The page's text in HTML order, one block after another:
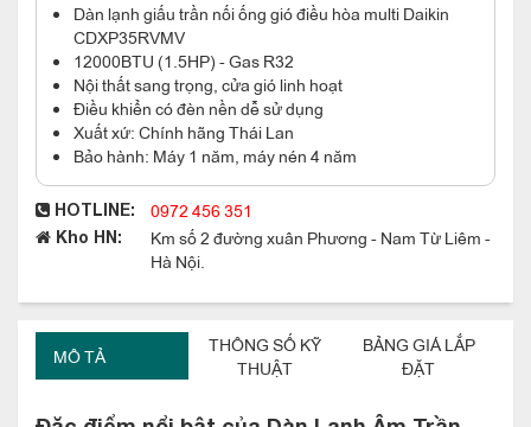
Dàn lạnh giấu trần nối ống gió điều hòa multi Daikin
CDXP35RVMV
12000BTU (1.5HP) - Gas R32
Nội thất sang trọng, cửa gió linh hoạt
Điều khiển có đèn nền dễ sử dụng
Xuất xứ: Chính hãng Thái Lan
Bảo hành: Máy 1 năm, máy nén 4 năm
HOTLINE: 0972 456 351
Kho HN:
Km số 2 đường xuân Phương - Nam Từ Liêm -
Hà Nội.
MÔ TẢ
THÔNG SỐ KỸ
THUẬT
BẢNG GIÁ LẮP
ĐẶT